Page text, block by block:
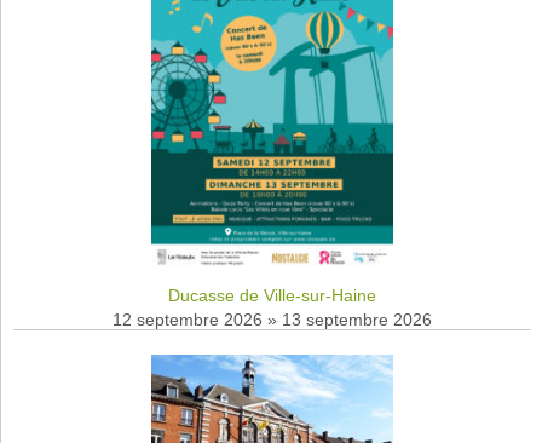
Ducasse de Ville-sur-Haine
12 septembre 2026 » 13 septembre 2026